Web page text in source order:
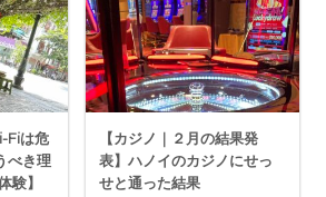
Fiは危
べき理
験】
【カジノ｜２月の結果発
表】ハノイのカジノにせっ
せと通った結果